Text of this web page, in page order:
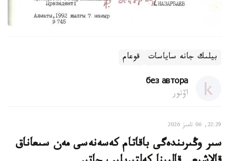
بيلىك جانە ساياسات قوعام
без автора
اۆتور
22:29, 06 تامىز 2026
سىر وڭىرىندەگى باقاتام كەسەنەسى مەن سىعاناق